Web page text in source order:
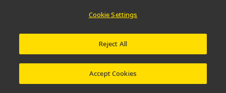
Cookie Settings
Reject All
Accept Cookies